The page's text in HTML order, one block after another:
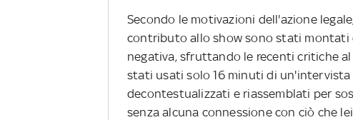
Secondo le motivazioni dell'azione
contributo allo show sono stati montati
negativa, sfruttando le recenti critiche
stati usati solo 16 minuti di
decontestualizzati e riassemblati per
senza alcuna connessione con ciò che